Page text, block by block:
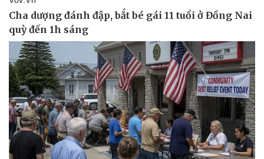
Pháp luật
Vụ án
Tin nóng
Tư vấn luật
Vũ khí
Việt Nam
Phân tích